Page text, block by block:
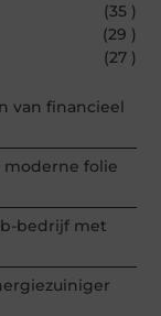
(35 )
(29 )
(27 )
van financieel
moderne folie
bedrijf met